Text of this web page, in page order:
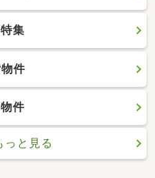
集
件
件
っと見る